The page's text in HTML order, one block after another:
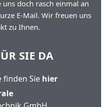
uns doch rasch einmal an
E-Mail. Wir freuen uns
zu Ihnen.
SIE DA
finden Sie hier